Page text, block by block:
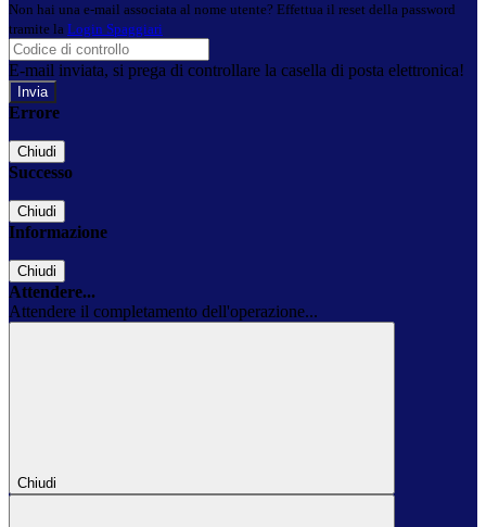
Non hai una e-mail associata al nome utente? Effettua il reset della password
tramite la Login Spaggiari
E-mail inviata, si prega di controllare la casella di posta elettronica!
Errore
Chiudi
Successo
Chiudi
Informazione
Chiudi
Attendere...
Attendere il completamento dell'operazione...
Chiudi